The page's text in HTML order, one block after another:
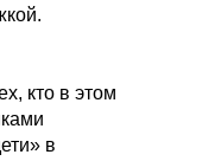
кто в этом
в